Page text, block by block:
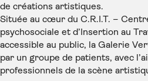
de créations artistiques.
Située au cœur du C.R.I.T. –
psychosociale et d’Insertion au
accessible au public, la Galerie
par un groupe de patients, avec
professionnels de la scène